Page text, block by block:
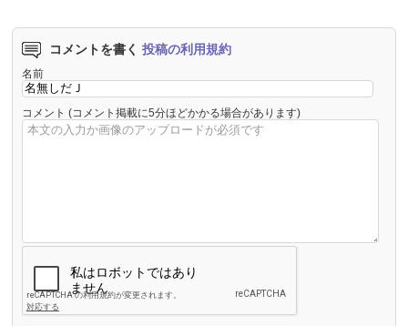
コメントを書く 投稿の利用規約
名前
コメント (コメント掲載に5分ほどかかる場合があります)